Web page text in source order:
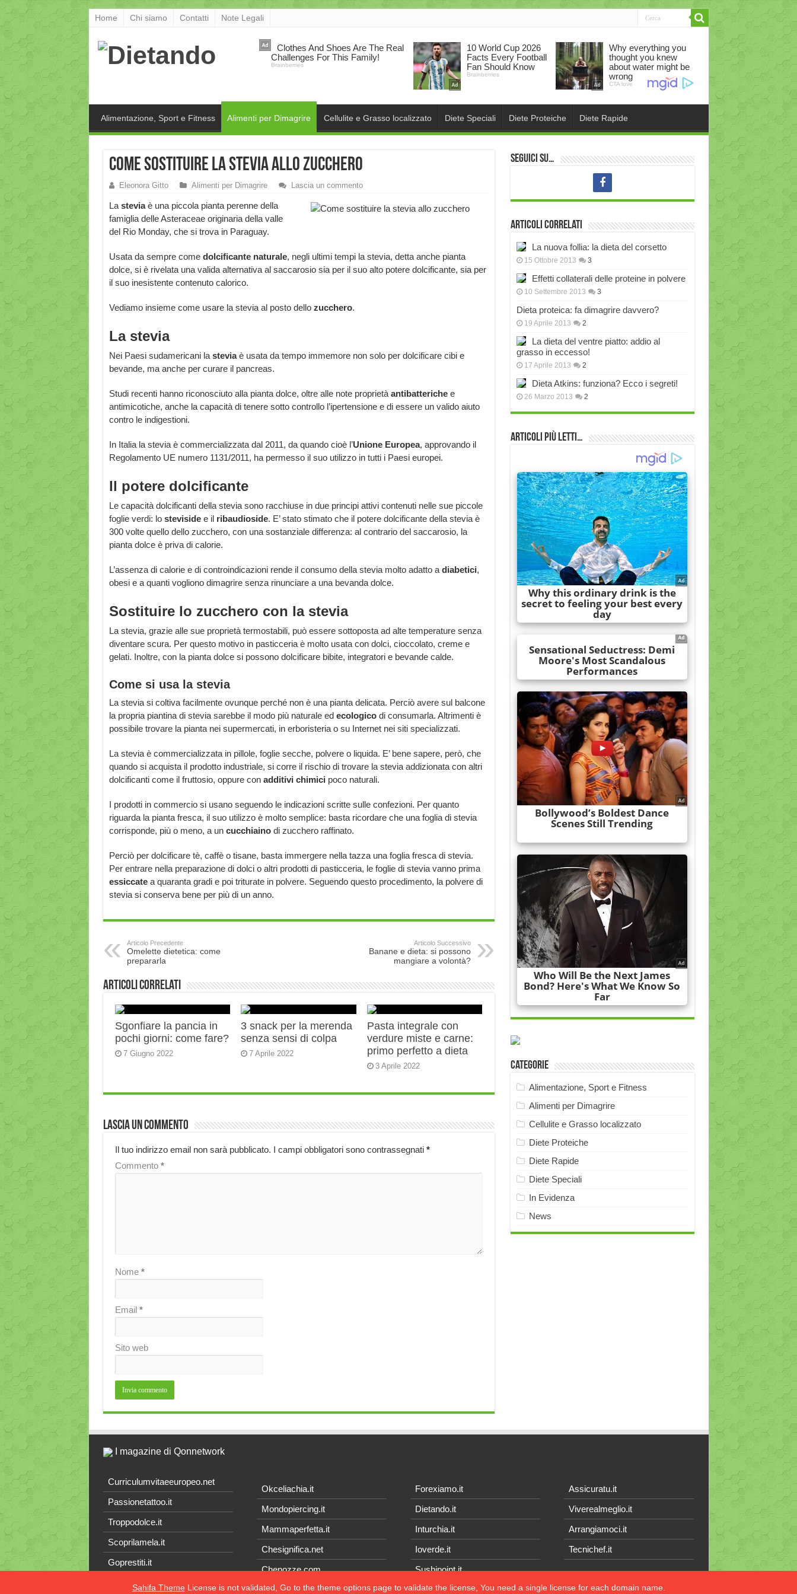
Home Chi siamo Contatti Note Legali
Alimentazione, Sport e Fitness Alimenti per Dimagrire Cellulite e Grasso localizzato Diete Speciali Diete Proteiche Diete Rapide
Come sostituire la stevia allo zucchero
Eleonora Gitto Alimenti per Dimagrire Lascia un commento
La steviaè una piccola pianta perenne della
famiglia delle Asteraceae originaria della valle
del Rio Monday, che si trova in Paraguay.
Usata da sempre come dolcificante naturale, negli ultimi tempi la stevia, detta anche pianta
dolce, si è rivelata una valida alternativa al saccarosio sia per il suo alto potere dolcificante, sia per
il suo inesistente contenuto calorico.
Vediamo insieme come usare la stevia al posto dello zucchero.
La stevia
Nei Paesi sudamericani la steviaè usata da tempo immemore non solo per dolcificare cibi e
bevande, ma anche per curare il pancreas.
Studi recenti hanno riconosciuto alla pianta dolce, oltre alle note proprietà antibatterichee
antimicotiche, anche la capacità di tenere sotto controllo l’ipertensione e di essere un valido aiuto
contro le indigestioni.
In Italia la stevia è commercializzata dal 2011, da quando cioè l’Unione Europea, approvando il
Regolamento UE numero 1131/2011, ha permesso il suo utilizzo in tutti i Paesi europei.
Il potere dolcificante
Le capacità dolcificanti della stevia sono racchiuse in due principi attivi contenuti nelle sue piccole
foglie verdi: lo stevisidee il ribaudioside. E’ stato stimato che il potere dolcificante della stevia è
300 volte quello dello zucchero, con una sostanziale differenza: al contrario del saccarosio, la
pianta dolce è priva di calorie.
L’assenza di calorie e di controindicazioni rende il consumo della stevia molto adatto a diabetici,
obesi e a quanti vogliono dimagrire senza rinunciare a una bevanda dolce.
Sostituire lo zucchero con la stevia
La stevia, grazie alle sue proprietà termostabili, può essere sottoposta ad alte temperature senza
diventare scura. Per questo motivo in pasticceria è molto usata con dolci, cioccolato, creme e
gelati. Inoltre, con la pianta dolce si possono dolcificare bibite, integratori e bevande calde.
Come si usa la stevia
La stevia si coltiva facilmente ovunque perché non è una pianta delicata. Perciò avere sul balcone
la propria piantina di stevia sarebbe il modo più naturale ed ecologicodi consumarla. Altrimenti è
possibile trovare la pianta nei supermercati, in erboristeria o su Internet nei siti specializzati.
La stevia è commercializzata in pillole, foglie secche, polvere o liquida. E’ bene sapere, però, che
quando si acquista il prodotto industriale, si corre il rischio di trovare la stevia addizionata con altri
dolcificanti come il fruttosio, oppure con additivi chimici poco naturali.
I prodotti in commercio si usano seguendo le indicazioni scritte sulle confezioni. Per quanto
riguarda la pianta fresca, il suo utilizzo è molto semplice: basta ricordare che una foglia di stevia
corrisponde, più o meno, a un cucchiainodi zucchero raffinato.
Perciò per dolcificare tè, caffè o tisane, basta immergere nella tazza una foglia fresca di stevia.
Per entrare nella preparazione di dolci o altri prodotti di pasticceria, le foglie di stevia vanno prima
essiccatea quaranta gradi e poi triturate in polvere. Seguendo questo procedimento, la polvere di
stevia si conserva bene per più di un anno.
Articolo Precedente
Omelette dietetica: come
prepararla
Articolo Successivo
Banane e dieta: si possono
mangiare a volontà?
Articoli correlati
Sgonfiare la pancia in
pochi giorni: come fare?
7 Giugno 2022
3 snack per la merenda
senza sensi di colpa
7 Aprile 2022
Pasta integrale con
verdure miste e carne:
primo perfetto a dieta
3 Aprile 2022
Lascia un commento
Il tuo indirizzo email non sarà pubblicato. I campi obbligatori sono contrassegnati *
Commento *
Nome *
Email *
Sito web
Seguici su…
Articoli correlati
La nuova follia: la dieta del corsetto
15 Ottobre 2013 3
Effetti collaterali delle proteine in polvere
10 Settembre 2013 3
Dieta proteica: fa dimagrire davvero?
19 Aprile 2013 2
La dieta del ventre piatto: addio al
grasso in eccesso!
17 Aprile 2013 2
Dieta Atkins: funziona? Ecco i segreti!
26 Marzo 2013 2
Articoli più Letti…
Categorie
Alimentazione, Sport e Fitness
Alimenti per Dimagrire
Cellulite e Grasso localizzato
Diete Proteiche
Diete Rapide
Diete Speciali
In Evidenza
News
I magazine di Qonnetwork
Curriculumvitaeeuropeo.net
Passionetattoo.it
Troppodolce.it
Scoprilamela.it
Goprestiti.it
Okceliachia.it
Mondopiercing.it
Mammaperfetta.it
Chesignifica.net
Chenozze.com
Forexiamo.it
Dietando.it
Inturchia.it
Ioverde.it
Sushipoint.it
Assicuratu.it
Viverealmeglio.it
Arrangiamoci.it
Tecnichef.it
Sahifa ThemeLicense is not validated, Go to the theme options page to validate the license, You need a single license for each domain name.